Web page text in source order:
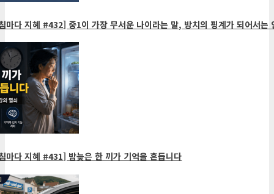
다 지혜 #432] 중1이 가장 무서운 나이라는 말, 방치의 핑계가 되어서는
다 지혜 #431] 밤늦은 한 끼가 기억을 흔듭니다